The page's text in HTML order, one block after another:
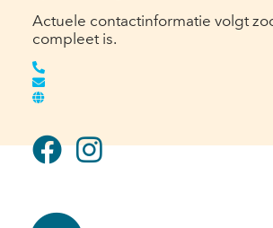
Actuele contactinformatie volgt
compleet is.